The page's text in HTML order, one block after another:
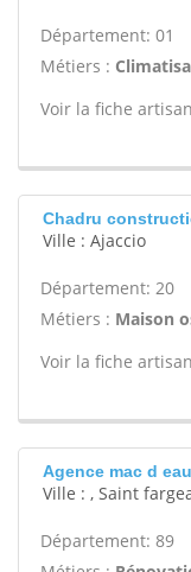
Département: 01
Métiers :
Voir la fiche
Chadru
Ville : Ajaccio
Département: 20
Métiers : Maison
Voir la fiche
Agence mac d eau
Ville : , Saint
Département: 89